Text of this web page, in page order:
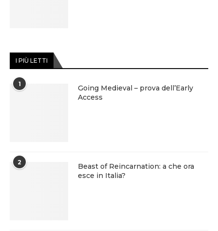
I PIÙ LETTI
1
Going Medieval – prova dell’Early
Access
2
Beast of Reincarnation: a che ora
esce in Italia?